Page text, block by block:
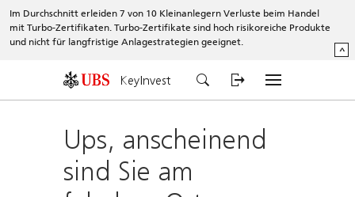
Im Durchschnitt erleiden 7 von 10 Kleinanlegern Verluste beim Handel
mit Turbo-Zertifikaten. Turbo-Zertifikate sind hoch risikoreiche Produkte
und nicht für langfristige Anlagestrategien geeignet.
^
KeyInvest
Ups, anscheinend
sind Sie am